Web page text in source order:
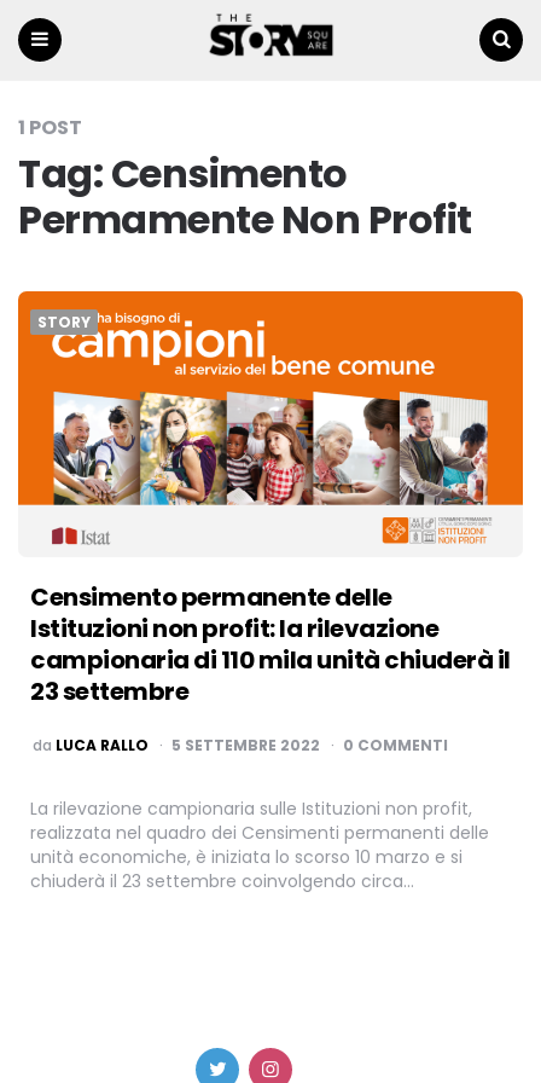
1 POST
Tag:Censimento
Permamente Non Profit
STORY
Censimento permanente delle
Istituzioni non profit: la rilevazione
campionaria di 110 mila unità chiuderà il
23 settembre
PUBBLICATO
da LUCA RALLO 5 SETTEMBRE 2022 0 COMMENTI
La rilevazione campionaria sulle Istituzioni non profit,
realizzata nel quadro dei Censimenti permanenti delle
unità economiche, è iniziata lo scorso 10 marzo e si
chiuderà il 23 settembre coinvolgendo circa…